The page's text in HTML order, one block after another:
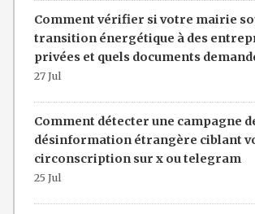
Comment vérifier si votre mairie
transition énergétique à des
privées et quels documents
27 Jul
Comment détecter une campagne
désinformation étrangère ciblant
circonscription sur x ou telegram
25 Jul